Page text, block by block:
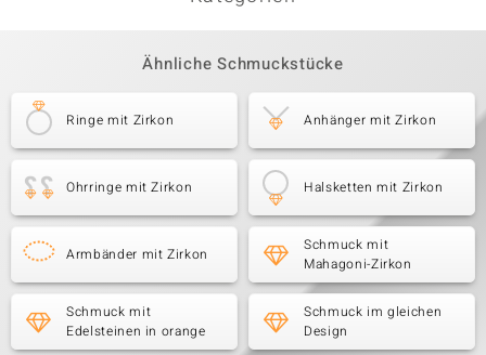
Ähnliche Schmuckstücke
Ringe mit Zirkon Anhänger mit Zirkon
Ohrringe mit Zirkon Halsketten mit Zirkon
Armbänder mit Zirkon
Schmuck mit
Mahagoni-Zirkon
Schmuck mit
Edelsteinen in orange
Schmuck im gleichen
Design